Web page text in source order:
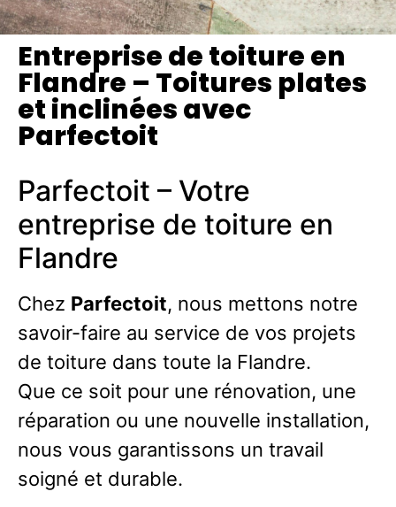
Entreprise de toiture en
Flandre – Toitures plates
et inclinées avec
Parfectoit
Parfectoit – Votre
entreprise de toiture en
Flandre
Chez Parfectoit, nous mettons notre
savoir-faire au service de vos projets
de toiture dans toute la Flandre.
Que ce soit pour une rénovation, une
réparation ou une nouvelle installation,
nous vous garantissons un travail
soigné et durable.